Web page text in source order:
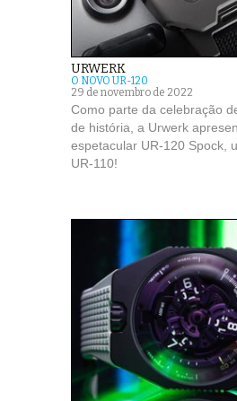
URWERK
O NOVO UR-120
29 de novembro de 2022
Como parte da celebração
de história, a Urwerk
espetacular UR-120 Spock,
UR-110!